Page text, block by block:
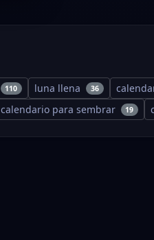
110 luna llena 36
calendario para sembrar 19